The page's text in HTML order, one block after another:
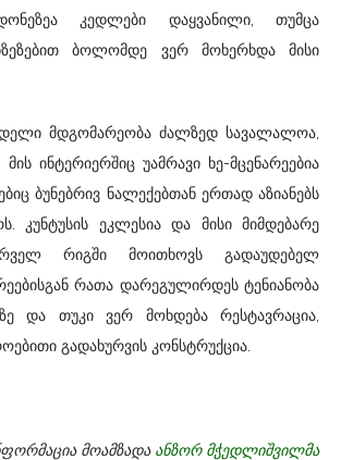
კედლები დაყვანილი, თუმცა
ბოლომდე ვერ მოხერხდა მისი
მდგომარეობა ძალზედ სავალალოა,
ინტერიერშიც უამრავი ხე-მცენარეებია
ბუნებრივ ნალექებთან ერთად აზიანებს
კუნტუსის ეკლესია და მისი მიმდებარე
რიგში მოითხოვს გადაუდებელ
რათა დარეგულირდეს ტენიანობა
და თუკი ვერ მოხდება რესტავრაცია,
გადახურვის კონსტრუქცია.
მოამზადა ანზორ მჭედლიშვილმა